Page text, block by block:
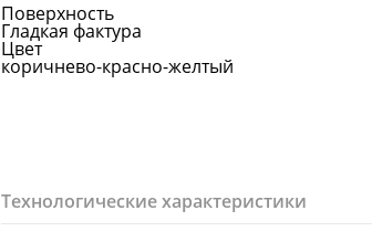
Поверхность
Гладкая фактура
Цвет
коричнево-красно-желтый
Технологические характеристики